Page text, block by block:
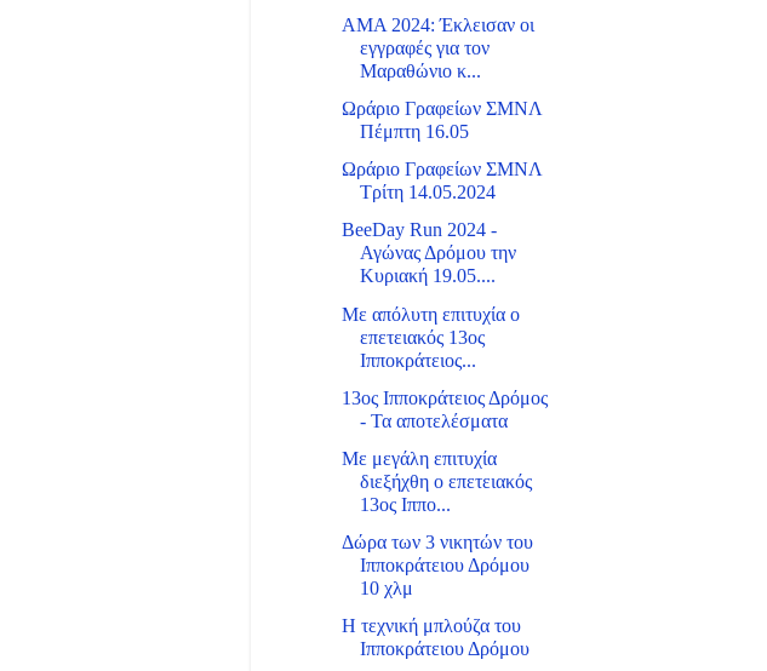
ΑΜΑ 2024: Έκλεισαν οι
εγγραφές για τον
Μαραθώνιο κ...
Ωράριο Γραφείων ΣΜΝΛ
Πέμπτη 16.05
Ωράριο Γραφείων ΣΜΝΛ
Τρίτη 14.05.2024
BeeDay Run 2024 -
Αγώνας Δρόμου την
Κυριακή 19.05....
Με απόλυτη επιτυχία ο
επετειακός 13ος
Ιπποκράτειος...
13ος Ιπποκράτειος Δρόμος
- Τα αποτελέσματα
Με μεγάλη επιτυχία
διεξήχθη ο επετειακός
13ος Ιππο...
Δώρα των 3 νικητών του
Ιπποκράτειου Δρόμου
10 χλμ
Η τεχνική μπλούζα του
Ιπποκράτειου Δρόμου